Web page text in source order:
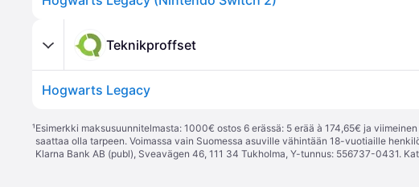
Teknikproffset
Hogwarts Legacy
¹Esimerkki maksusuunnitelmasta: 1000€ ostos 6 erässä: 5 erää à 174,65€ ja
saattaa olla tarpeen. Voimassa vain Suomessa asuville vähintään 18-vuotiaille
Klarna Bank AB (publ), Sveavägen 46, 111 34 Tukholma, Y-tunnus: 556737-0431.